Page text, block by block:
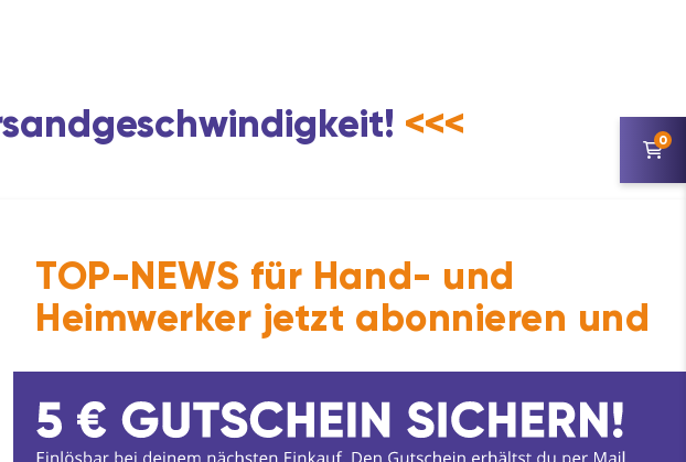
<<<
hohen Gleitwiderstand aus.
0
TOP-NEWS für Hand- und
Heimwerker jetzt abonnieren und